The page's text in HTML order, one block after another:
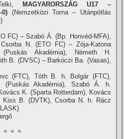
MAGYARORSZÁG U17 –
0) (Nemzetközi Torna – Utánpótlás
FC) – Szabó Á. (Bp. Honvéd-MFA),
N. (ETO FC) – Zója-Katona
Akadémia), Németh H.
B. (DVSC) – Barkóczi Ba. (Vasas),
(FTC), Tóth B. h. Bolgár (FTC),
(Puskás Akadémia), Szabó Á. h.
K. (Sparta Rotterdam), Kovács
B. (DVTK), Csorba N. h. Rácz
* * *